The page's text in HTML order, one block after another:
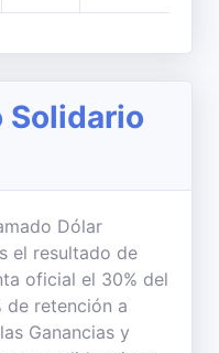
Solidario
Dólar
el resultado de
oficial el 30% del
de retención a
Ganancias y